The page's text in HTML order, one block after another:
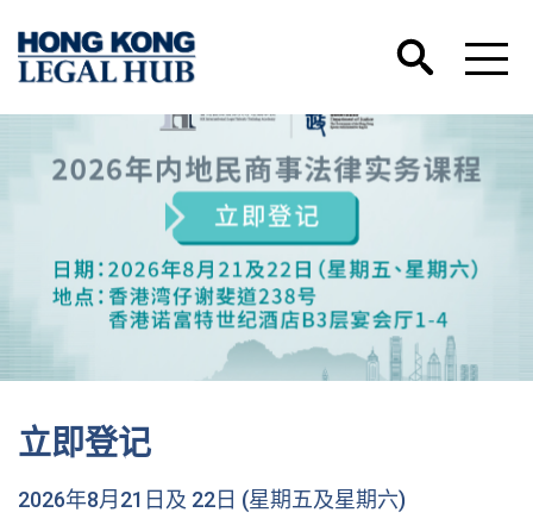
立即登记
2026年8月21日及 22日 (星期五及星期六)